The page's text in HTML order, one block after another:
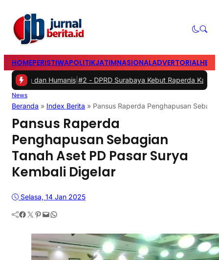
HOMEPERISTIWAPOLITIKJATIMNASIONALADVERTORIAL
Humanis |#2 -DPRD Surabaya Kebut Raperda Kampung Cerdas
News
Beranda » Index Berita » Pansus Raperda Penghapusan
Pansus Raperda
Penghapusan Sebagian
Tanah Aset PD Pasar Surya
Kembali Digelar
Selasa, 14 Jan 2025
Facebook Twitter Pinterest Mail WhatsApp